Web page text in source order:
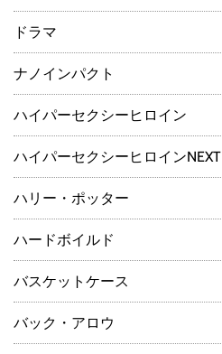
ドラマ
ナノインパクト
ハイパーセクシーヒロイン
ハイパーセクシーヒロインNEXT
ハリー・ポッター
ハードボイルド
バスケットケース
バック・アロウ